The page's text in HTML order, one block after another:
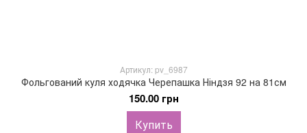
Артикул: pv_6987
Фольгований куля ходячка Черепашка Ніндзя 92 на 81см
150.00 грн
Купить